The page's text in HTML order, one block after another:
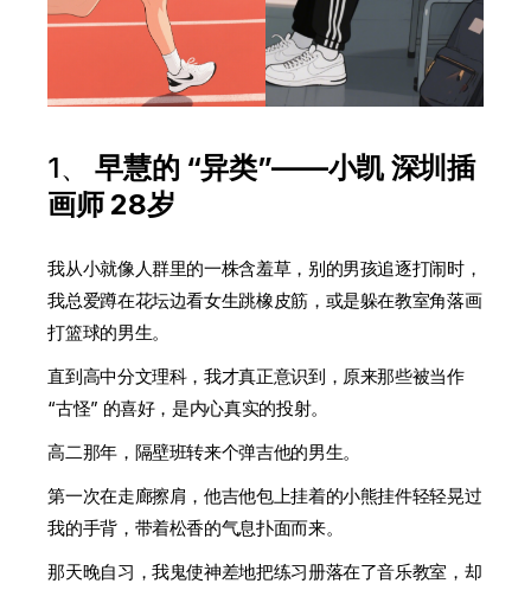
1、早慧的 “异类”——小凯 深圳插
画师 28岁
我从小就像人群里的一株含羞草，别的男孩追逐打闹时，
我总爱蹲在花坛边看女生跳橡皮筋，或是躲在教室角落画
打篮球的男生。
直到高中分文理科，我才真正意识到，原来那些被当作
“古怪” 的喜好，是内心真实的投射。
高二那年，隔壁班转来个弹吉他的男生。
第一次在走廊擦肩，他吉他包上挂着的小熊挂件轻轻晃过
我的手背，带着松香的气息扑面而来。
那天晚自习，我鬼使神差地把练习册落在了音乐教室，却